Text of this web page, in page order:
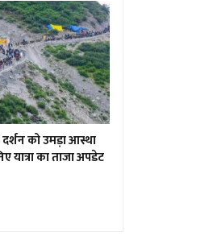
दर्शन को उमड़ा आस्था
यात्रा का ताजा अपडेट